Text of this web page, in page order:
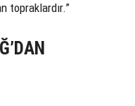
topraklardır.”